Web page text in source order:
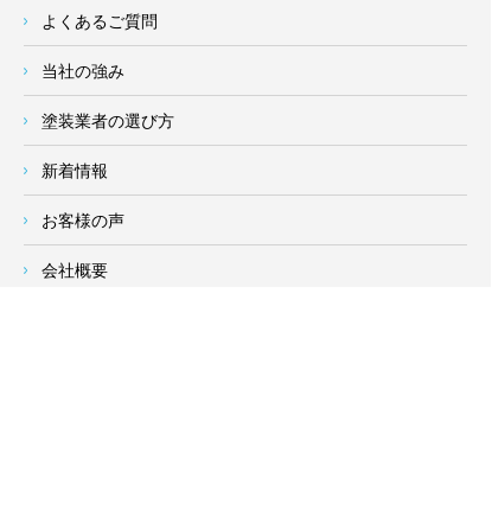
よくあるご質問
当社の強み
塗装業者の選び方
新着情報
お客様の声
会社概要